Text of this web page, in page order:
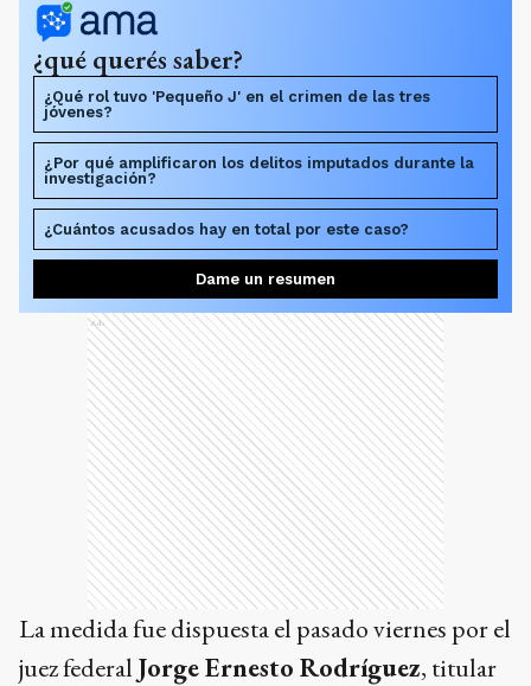
¿qué querés saber?
¿Qué rol tuvo 'Pequeño J' en el crimen de las tres
jóvenes?
¿Por qué amplificaron los delitos imputados durante la
investigación?
¿Cuántos acusados hay en total por este caso?
Dame un resumen
Ads
La medida fue dispuesta el pasado viernes por el
juez federal Jorge Ernesto Rodríguez, titular